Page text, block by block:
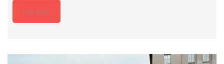
Lire plus